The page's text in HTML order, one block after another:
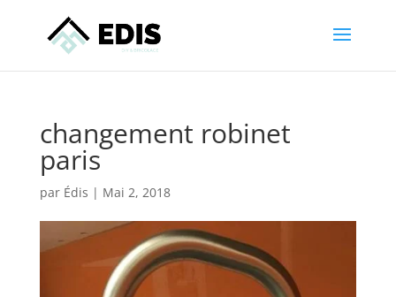
changement robinet
paris
par Édis | Mai 2, 2018